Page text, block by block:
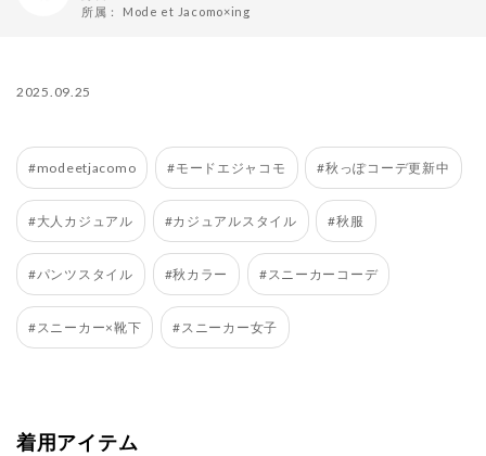
所属： Mode et Jacomo×ing
2025.09.25
#modeetjacomo #モードエジャコモ #秋っぽコーデ更新中
#大人カジュアル #カジュアルスタイル #秋服
#パンツスタイル #秋カラー #スニーカーコーデ
#スニーカー×靴下 #スニーカー女子
着用アイテム